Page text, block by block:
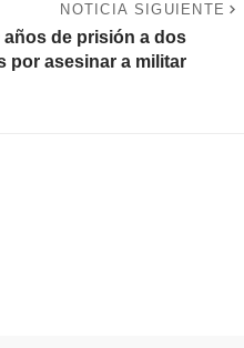
NOTICIA SIGUIENTE
años de prisión a dos
por asesinar a militar